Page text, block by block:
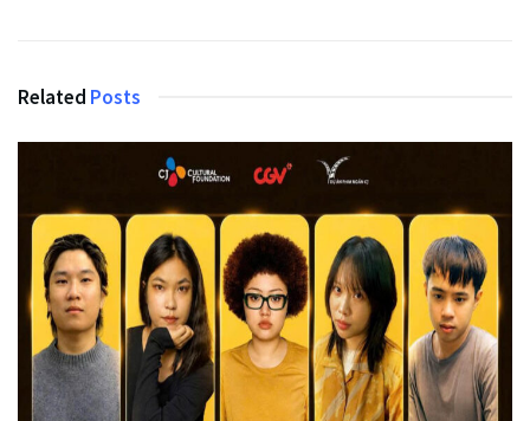
Related Posts